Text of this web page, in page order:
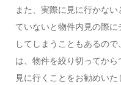
また、実際に見に行かな
ていないと物件内見の際
してしまうこともあるの
は、物件を絞り切ってか
見に行くことをお勧めいた